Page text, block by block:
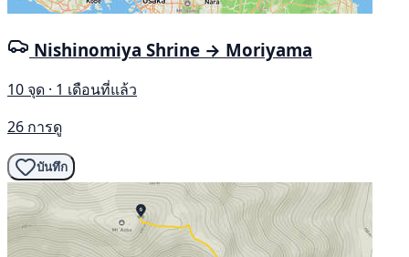
Nishinomiya Shrine → Moriyama
10 จุด · 1 เดือนที่แล้ว
26 การดู
บันทึก